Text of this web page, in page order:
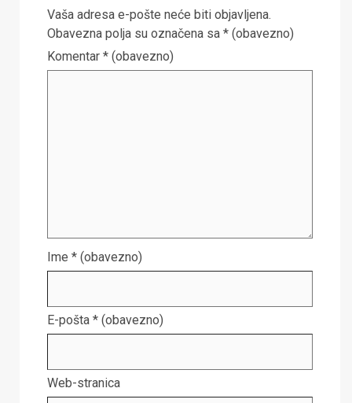
Vaša adresa e-pošte neće biti objavljena.
Obavezna polja su označena sa * (obavezno)
Komentar * (obavezno)
Ime * (obavezno)
E-pošta * (obavezno)
Web-stranica